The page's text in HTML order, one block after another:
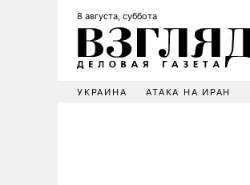
8 августа, суббота
УКРАИНА АТАКА НА ИРАН